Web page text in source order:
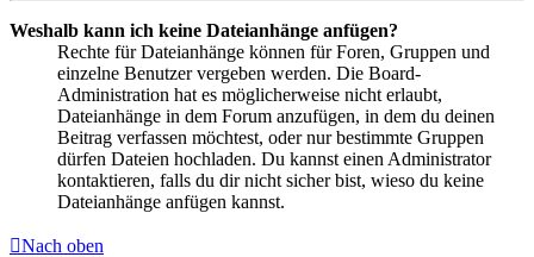
Weshalb kann ich keine Dateianhänge anfügen?
Rechte für Dateianhänge können für Foren, Gruppen und
einzelne Benutzer vergeben werden. Die Board-
Administration hat es möglicherweise nicht erlaubt,
Dateianhänge in dem Forum anzufügen, in dem du deinen
Beitrag verfassen möchtest, oder nur bestimmte Gruppen
dürfen Dateien hochladen. Du kannst einen Administrator
kontaktieren, falls du dir nicht sicher bist, wieso du keine
Dateianhänge anfügen kannst.
Nach oben